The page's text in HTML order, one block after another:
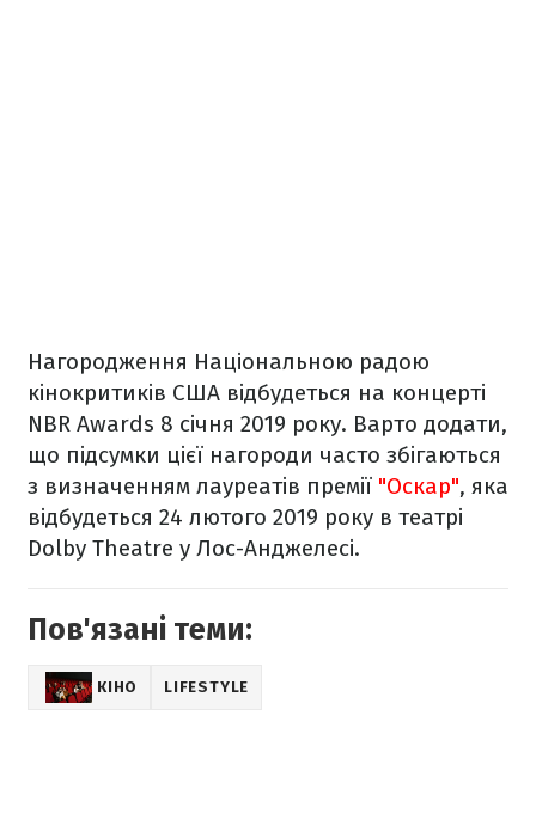
Нагородження Національною радою
кінокритиків США відбудеться на концерті
NBR Awards 8 січня 2019 року. Варто додати,
що підсумки цієї нагороди часто збігаються
з визначенням лауреатів премії "Оскар", яка
відбудеться 24 лютого 2019 року в театрі
Dolby Theatre у Лос-Анджелесі.
Пов'язані теми:
КІНО LIFESTYLE